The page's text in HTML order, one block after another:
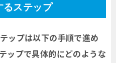
るステップ
ップは以下の手順で進め
ップで具体的にどのような